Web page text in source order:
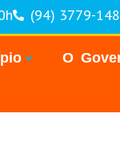
(94) 3779-
O